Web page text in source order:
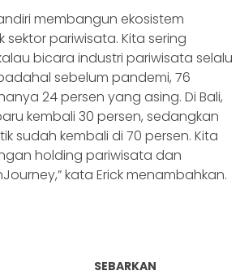
membangun ekosistem
pariwisata. Kita sering
bicara industri pariwisata selalu
sebelum pandemi, 76
24 persen yang asing. Di Bali,
kembali 30 persen, sedangkan
sudah kembali di 70 persen. Kita
holding pariwisata dan
kata Erick menambahkan.
SEBARKAN